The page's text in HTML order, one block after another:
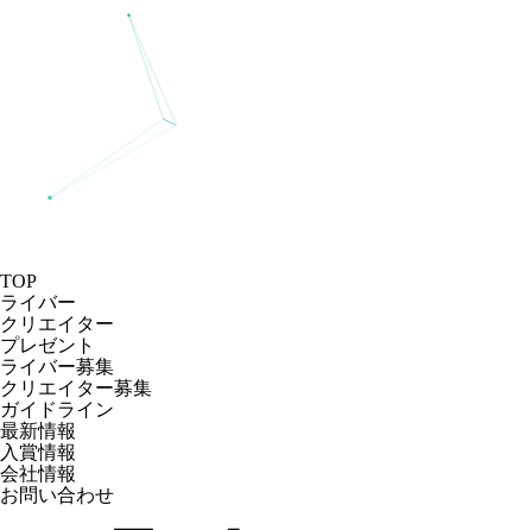
TOP
ライバー
クリエイター
プレゼント
ライバー募集
クリエイター募集
ガイドライン
最新情報
入賞情報
会社情報
お問い合わせ